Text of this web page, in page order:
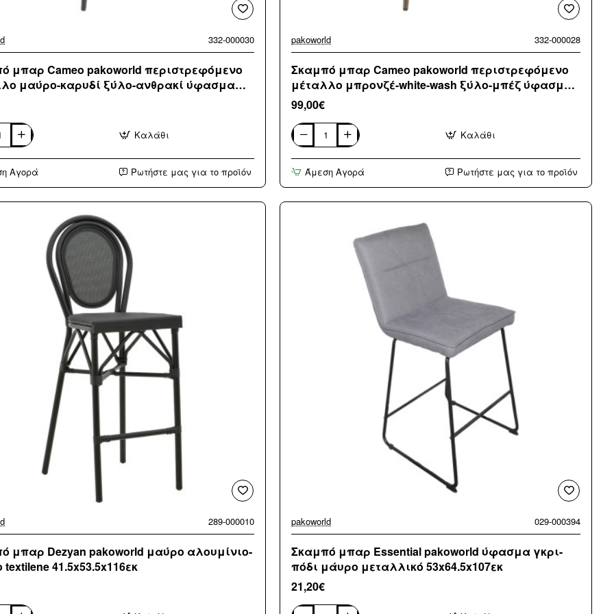
332-000030
μπαρ Cameo pakoworld περιστρεφόμενο
μαύρο-καρυδί ξύλο-ανθρακί ύφασμα
Καλάθι
Αγορά Ρωτήστε μας για το προϊόν
pakoworld 332-000028
Σκαμπό μπαρ Cameo pakoworld περιστρεφόμενο
μέταλλο μπρονζέ-white-wash ξύλο-μπέζ ύφασμα
53x50x93εκ
99,00€
Σκαμπό
μπαρ
Cameo
pakoworld
μπρονζέ-
Καλάθι
Άμεση Αγορά Ρωτήστε μας για το προϊόν
289-000010
μπαρ Dezyan pakoworld μαύρο αλουμίνιο-
41.5x53.5x116εκ
pakoworld 029-000394
Σκαμπό μπαρ Essential pakoworld ύφασμα γκρι-
πόδι μάυρο μεταλλικό 53x64.5x107εκ
21,20€